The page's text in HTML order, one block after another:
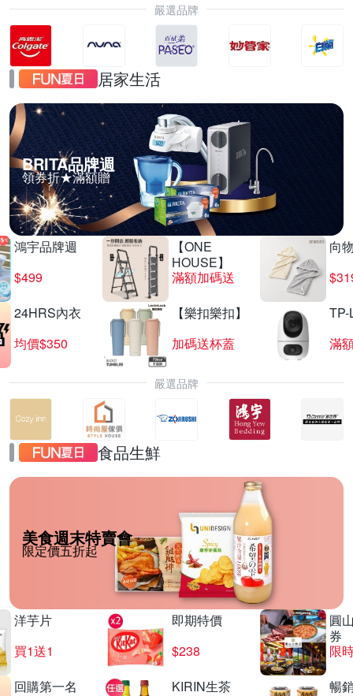
嚴選品牌
居家生活
BRITA品牌週
領券折★滿額贈
鴻宇品牌週
$499
【ONE
HOUSE】
滿額加碼送
向
24HRS內衣
均價$350
【樂扣樂扣】
加碼送杯蓋
TP-
滿
嚴選品牌
食品生鮮
美食週末特賣會
限定價五折起
洋芋片
買1送1
即期特價
$238
圓
券
限
回購第一名
KIRIN生茶
暢